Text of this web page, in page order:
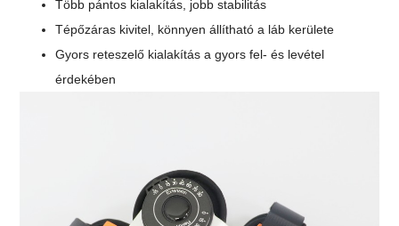
Több pántos kialakítás, jobb stabilitás
Tépőzáras kivitel, könnyen állítható a láb kerülete
Gyors reteszelő kialakítás a gyors fel- és levétel
érdekében